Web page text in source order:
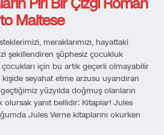
Maltese
meraklarımızı, hayattaki
şekillendiren şüphesiz çocukluk
çocukları için bu artık geçerli olmayabilir
seyahat etme arzusu uyandıran
yüzyılda doğmuş olanların
olursak yanıt bellidir: Kitaplar! Jules
Jules Verne kitaplarını okurken